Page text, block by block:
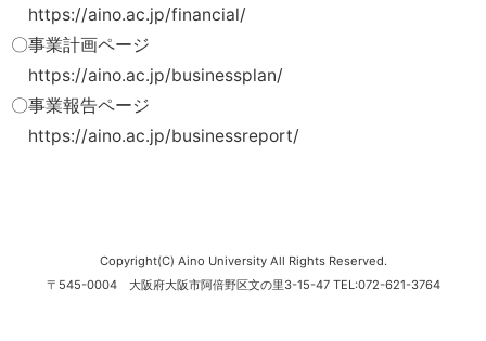
https://aino.ac.jp/financial/
〇事業計画ページ
https://aino.ac.jp/businessplan/
〇事業報告ページ
https://aino.ac.jp/businessreport/
Copyright(C) Aino University All Rights Reserved.
〒545-0004 大阪府大阪市阿倍野区文の里3-15-47 TEL:072-621-3764